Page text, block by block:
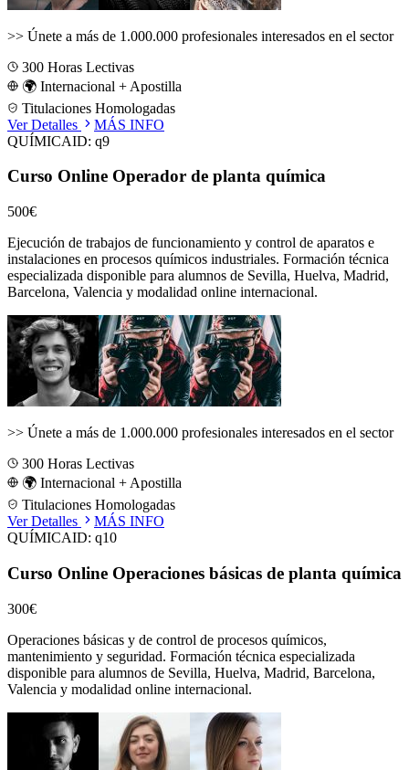
>> Únete a más de 1.000.000 profesionales interesados en el sector
300 Horas Lectivas
🌍 Internacional + Apostilla
Titulaciones Homologadas
Ver Detalles
MÁS INFO
QUÍMICAID: q9
Curso Online Operador de planta química
500€
Ejecución de trabajos de funcionamiento y control de aparatos e
instalaciones en procesos químicos industriales. Formación técnica
especializada disponible para alumnos de Sevilla, Huelva, Madrid,
Barcelona, Valencia y modalidad online internacional.
>> Únete a más de 1.000.000 profesionales interesados en el sector
300 Horas Lectivas
🌍 Internacional + Apostilla
Titulaciones Homologadas
Ver Detalles
MÁS INFO
QUÍMICAID: q10
Curso Online Operaciones básicas de planta química
300€
Operaciones básicas y de control de procesos químicos,
mantenimiento y seguridad. Formación técnica especializada
disponible para alumnos de Sevilla, Huelva, Madrid, Barcelona,
Valencia y modalidad online internacional.